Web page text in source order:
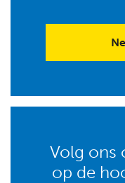
Volg ons
op de